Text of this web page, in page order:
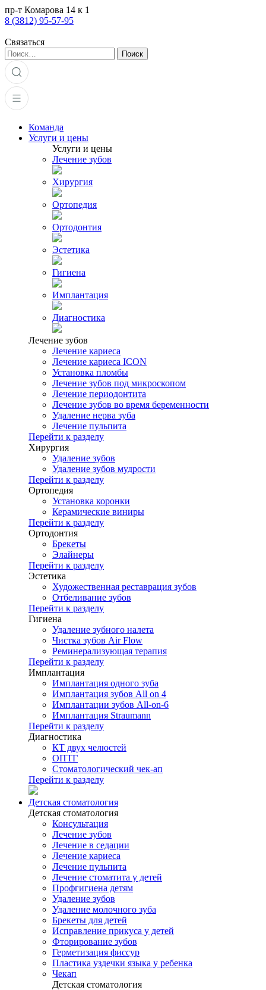
пр-т Комарова 14 к 1
8 (3812) 95-57-95
Связаться
Найти:
Команда
Услуги и цены
Услуги и цены
Лечение зубов
Хирургия
Ортопедия
Ортодонтия
Эстетика
Гигиена
Имплантация
Диагностика
Лечение зубов
Лечение кариеса
Лечение кариеса ICON
Установка пломбы
Лечение зубов под микроскопом
Лечение периодонтита
Лечение зубов во время беременности
Удаление нерва зуба
Лечение пульпита
Перейти к разделу
Хирургия
Удаление зубов
Удаление зубов мудрости
Перейти к разделу
Ортопедия
Установка коронки
Керамические виниры
Перейти к разделу
Ортодонтия
Брекеты
Элайнеры
Перейти к разделу
Эстетика
Художественная реставрация зубов
Отбеливание зубов
Перейти к разделу
Гигиена
Удаление зубного налета
Чистка зубов Air Flow
Реминерализующая терапия
Перейти к разделу
Имплантация
Имплантация одного зуба
Имплантация зубов All on 4
Имплантации зубов All-on-6
Имплантация Straumann
Перейти к разделу
Диагностика
КТ двух челюстей
ОПТГ
Стоматологический чек-ап
Перейти к разделу
Детская стоматология
Детская стоматология
Консультация
Лечение зубов
Лечение в седации
Лечение кариеса
Лечение пульпита
Лечение стоматита у детей
Профгигиена детям
Удаление зубов
Удаление молочного зуба
Брекеты для детей
Исправление прикуса у детей
Фторирование зубов
Герметизация фиссур
Пластика уздечки языка у ребенка
Чекап
Детская стоматология